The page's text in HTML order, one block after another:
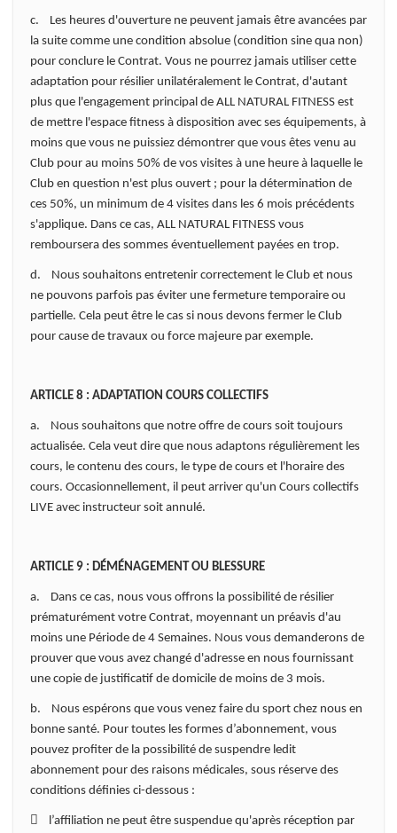
c. Les heures d'ouverture ne peuvent jamais être avancées par
la suite comme une condition absolue (condition sine qua non)
pour conclure le Contrat. Vous ne pourrez jamais utiliser cette
adaptation pour résilier unilatéralement le Contrat, d'autant
plus que l'engagement principal de ALL NATURAL FITNESS est
de mettre l'espace fitness à disposition avec ses équipements, à
moins que vous ne puissiez démontrer que vous êtes venu au
Club pour au moins 50% de vos visites à une heure à laquelle le
Club en question n'est plus ouvert ; pour la détermination de
ces 50%, un minimum de 4 visites dans les 6 mois précédents
s'applique. Dans ce cas, ALL NATURAL FITNESS vous
remboursera des sommes éventuellement payées en trop.
d. Nous souhaitons entretenir correctement le Club et nous
ne pouvons parfois pas éviter une fermeture temporaire ou
partielle. Cela peut être le cas si nous devons fermer le Club
pour cause de travaux ou force majeure par exemple.
ARTICLE 8 : ADAPTATION COURS COLLECTIFS
a. Nous souhaitons que notre offre de cours soit toujours
actualisée. Cela veut dire que nous adaptons régulièrement les
cours, le contenu des cours, le type de cours et l'horaire des
cours. Occasionnellement, il peut arriver qu'un Cours collectifs
LIVE avec instructeur soit annulé.
ARTICLE 9 : DÉMÉNAGEMENT OU BLESSURE
a. Dans ce cas, nous vous offrons la possibilité de résilier
prématurément votre Contrat, moyennant un préavis d'au
moins une Période de 4 Semaines. Nous vous demanderons de
prouver que vous avez changé d'adresse en nous fournissant
une copie de justificatif de domicile de moins de 3 mois.
b. Nous espérons que vous venez faire du sport chez nous en
bonne santé. Pour toutes les formes d’abonnement, vous
pouvez profiter de la possibilité de suspendre ledit
abonnement pour des raisons médicales, sous réserve des
conditions définies ci-dessous :
 l’affiliation ne peut être suspendue qu'après réception par